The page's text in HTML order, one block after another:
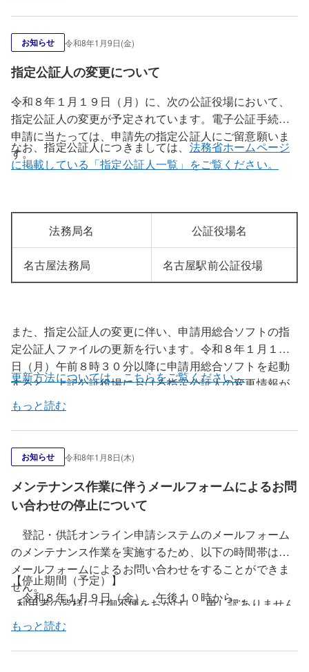
お知らせ 令和8年1月9日(金)
指定公証人の変更について
令和８年１月１９日（月）に、次の公証役場において、
指定公証人の変更が予定されています。電子公証手続の
申請に当たっては、申請先の指定公証人にご留意願いま
す。
なお、指定公証人につきましては、法務省ホームページ
に掲載している「指定公証人一覧」をご覧ください。
法務局名 公証役場名
名古屋法務局 名古屋駅前公証役場
また、指定公証人の変更に伴い、申請用総合ソフトの指
定公証人ファイルの更新を行います。令和８年１月１９
日（月）午前８時３０分以降に申請用総合ソフトを起動
すると、上記公証役場における指定公証人の変更情報が
反映された指定公証人ファイルに更新することができま
更新方法については、こちらをご覧ください。
もっと読む
お知らせ 令和8年1月8日(木)
メンテナンス作業に伴うメールフォームによるお問
い合わせの停止について
登記・供託オンライン申請システムのメールフォーム
のメンテナンス作業を実施するため、以下の時間帯は、
メールフォームによるお問い合わせをすることができま
せん。
利用者の皆様には御不便をおかけし、申し訳ありません
が、あらかじめ御了承願います。
があります。
【停止期間（予定）】
令和８年１月９日（金） 午後１０時から
もっと読む